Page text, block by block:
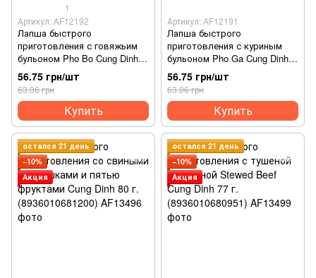
1
Артикул: AF12192
Лапша быстрого
приготовления с говяжьим
бульоном Pho Bo Cung Dinh
70 г. (8936010681415)
56.75 грн/шт
63.06 грн
Купить
Артикул: AF12191
Лапша быстрого
приготовления с куриным
бульоном Pho Ga Cung Dinh
70 г. (8936010681422)
56.75 грн/шт
63.06 грн
Купить
остался 21 день
−10%
Акция
остался 21 день
−10%
Акция